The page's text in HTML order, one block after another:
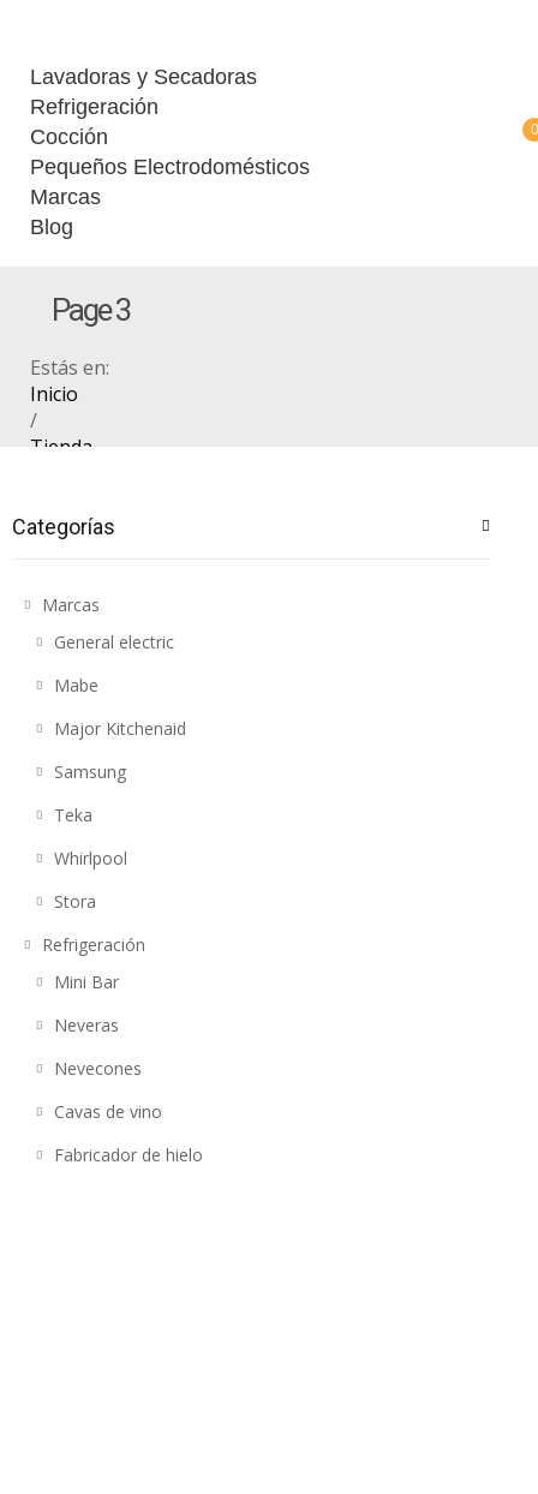
Lavadoras y Secadoras
Refrigeración
Cocción
Pequeños Electrodomésticos
Marcas
Blog
0
Page 3
Estás en:
Inicio
/
Tienda
/
Categorías
Marcas
General electric
Mabe
Major Kitchenaid
Samsung
Teka
Whirlpool
Stora
Refrigeración
Mini Bar
Neveras
Nevecones
Cavas de vino
Fabricador de hielo